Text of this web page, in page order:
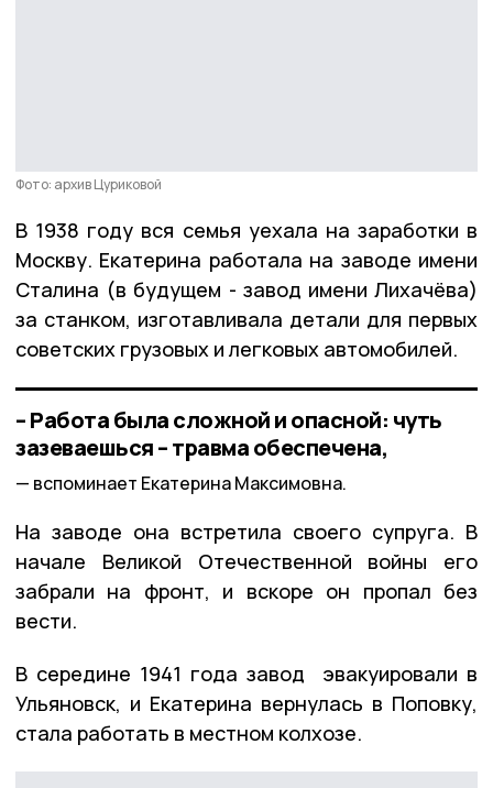
Фото: архив Цуриковой
В 1938 году вся семья уехала на заработки в
Москву. Екатерина работала на заводе имени
Сталина (в будущем - завод имени Лихачёва)
за станком, изготавливала детали для первых
советских грузовых и легковых автомобилей.
– Работа была сложной и опасной: чуть
зазеваешься – травма обеспечена,
вспоминает Екатерина Максимовна.
На заводе она встретила своего супруга. В
начале Великой Отечественной войны его
забрали на фронт, и вскоре он пропал без
вести.
В середине 1941 года завод эвакуировали в
Ульяновск, и Екатерина вернулась в Поповку,
стала работать в местном колхозе.